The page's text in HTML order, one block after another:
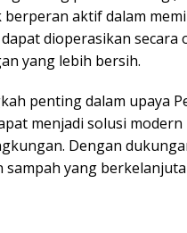
aktif dalam
dioperasikan
yang lebih bersih.
penting dalam upaya
menjadi solusi
Dengan
yang